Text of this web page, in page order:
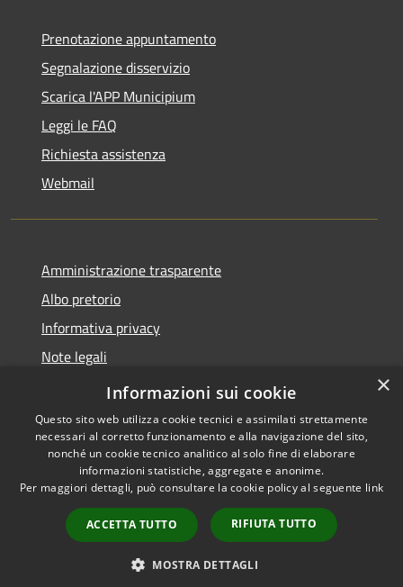
Prenotazione appuntamento
Segnalazione disservizio
Scarica l'APP Municipium
Leggi le FAQ
Richiesta assistenza
Webmail
Amministrazione trasparente
Albo pretorio
Informativa privacy
Note legali
Dichiarazione di accessibilità
Accessibilità
Copyright © 2026 • Comune di
Bollate • Powered by
Municipium•
Accesso
redazione
×
Informazioni sui cookie
Questo sito web utilizza cookie tecnici e assimilati strettamente
necessari al corretto funzionamento e alla navigazione del sito,
nonché un cookie tecnico analitico al solo fine di elaborare
informazioni statistiche, aggregate e anonime.
Per maggiori dettagli, può consultare la cookie policy al seguente link
ACCETTA TUTTO RIFIUTA TUTTO
MOSTRA DETTAGLI